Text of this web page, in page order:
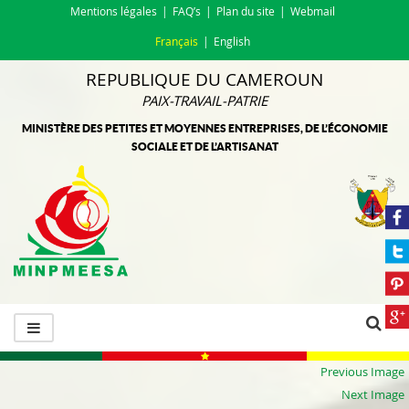
Mentions légales FAQ’s Plan du site Webmail
Français English
REPUBLIQUE DU CAMEROUN
PAIX-TRAVAIL-PATRIE
MINISTÈRE DES PETITES ET MOYENNES ENTREPRISES, DE L’ÉCONOMIE
SOCIALE ET DE L’ARTISANAT
Previous Image
Next Image